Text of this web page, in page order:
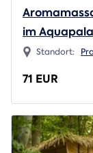
im
Standort:
71 EUR